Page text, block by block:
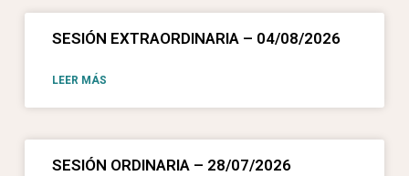
SESIÓN EXTRAORDINARIA – 04/08/2026
LEER MÁS
SESIÓN ORDINARIA – 28/07/2026